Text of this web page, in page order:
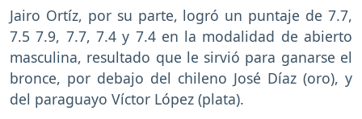
Jairo Ortíz, por su parte, logró un puntaje de 7.7,
7.5 7.9, 7.7, 7.4 y 7.4 en la modalidad de abierto
masculina, resultado que le sirvió para ganarse el
bronce, por debajo del chileno José Díaz (oro), y
del paraguayo Víctor López (plata).